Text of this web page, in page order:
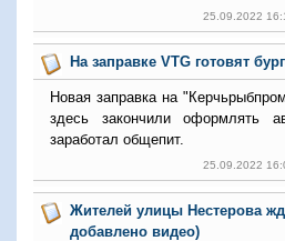
25.09.2022
На заправке VTG готовят
Новая заправка на
здесь закончили оформлять
заработал общепит.
25.09.2022
Жителей улицы Нестерова
добавлено видео)